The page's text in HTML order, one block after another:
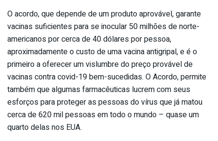
O acordo, que depende de um produto aprovável, garante
vacinas suficientes para se inocular 50 milhões de norte-
americanos por cerca de 40 dólares por pessoa,
aproximadamente o custo de uma vacina antigripal, e é o
primeiro a oferecer um vislumbre do preço provável de
vacinas contra covid-19 bem-sucedidas. O Acordo, permite
também que algumas farmacêuticas lucrem com seus
esforços para proteger as pessoas do vírus que já matou
cerca de 620 mil pessoas em todo o mundo – quase um
quarto delas nos EUA.